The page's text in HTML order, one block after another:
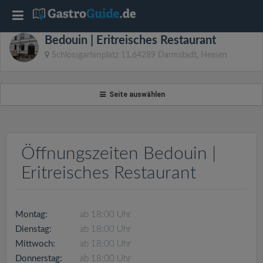
Bedouin | Eritreisches Restaurant
Schlossgartenplatz 11,64289 Darmstadt, Hessen
Seite auswählen
Öffnungszeiten Bedouin |
Eritreisches Restaurant
Montag:
ab 18:00 Uhr
Dienstag:
ab 18:00 Uhr
Mittwoch:
ab 18:00 Uhr
Donnerstag:
ab 18:00 Uhr
T
o
e
a